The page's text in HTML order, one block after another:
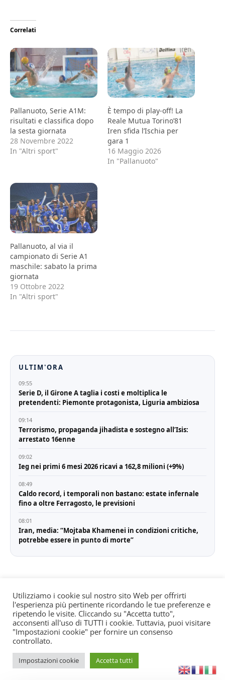
Correlati
Pallanuoto, Serie A1M:
risultati e classifica dopo
la sesta giornata
28 Novembre 2022
In "Altri sport"
È tempo di play-off! La
Reale Mutua Torino’81
Iren sfida l’Ischia per
gara 1
16 Maggio 2026
In "Pallanuoto"
Pallanuoto, al via il
campionato di Serie A1
maschile: sabato la prima
giornata
19 Ottobre 2022
In "Altri sport"
ULTIM'ORA
09:55
Serie D, il Girone A taglia i costi e moltiplica le
pretendenti: Piemonte protagonista, Liguria ambiziosa
09:14
Terrorismo, propaganda jihadista e sostegno all’Isis:
arrestato 16enne
09:02
Ieg nei primi 6 mesi 2026 ricavi a 162,8 milioni (+9%)
08:49
Caldo record, i temporali non bastano: estate infernale
fino a oltre Ferragosto, le previsioni
08:01
Iran, media: “Mojtaba Khamenei in condizioni critiche,
potrebbe essere in punto di morte”
© All rights reserved. Quotidiano registrato all'albo dei
giornali e periodici presso il Tribunale di Torino n. 25
del 24/8/2022 Editore: Agostino Scozzaro Direttore
responsabile: Andrea Musacchio Theme Sportsx
designed byWPInterface.
Utilizziamo i cookie sul nostro sito Web per offrirti
l'esperienza più pertinente ricordando le tue preferenze e
ripetendo le visite. Cliccando su "Accetta tutto",
acconsenti all'uso di TUTTI i cookie. Tuttavia, puoi visitare
"Impostazioni cookie" per fornire un consenso
controllato.
Impostazioni cookie Accetta tutti